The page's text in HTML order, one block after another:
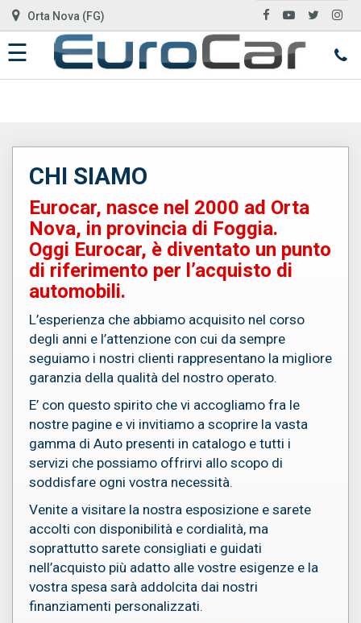
Orta Nova (FG)
☰
HOME
CHI
SIAMO
SERVIZI
DOVE
SIAMO
AUTO
VENDUTE
RECENSIONI
CHI SIAMO
Eurocar, nasce nel 2000 ad Orta
Nova, in provincia di Foggia.
Oggi Eurocar, è diventato un punto
di riferimento per l’acquisto di
automobili.
L’esperienza che abbiamo acquisito nel corso
degli anni e l’attenzione con cui da sempre
seguiamo i nostri clienti rappresentano la migliore
garanzia della qualità del nostro operato.
E’ con questo spirito che vi accogliamo fra le
nostre pagine e vi invitiamo a scoprire la vasta
gamma di Auto presenti in catalogo e tutti i
servizi che possiamo offrirvi allo scopo di
soddisfare ogni vostra necessità.
Venite a visitare la nostra esposizione e sarete
accolti con disponibilità e cordialità, ma
soprattutto sarete consigliati e guidati
nell’acquisto più adatto alle vostre esigenze e la
vostra spesa sarà addolcita dai nostri
finanziamenti personalizzati.